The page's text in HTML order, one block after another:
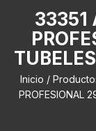
33351
Inicio /
PROFESIONAL